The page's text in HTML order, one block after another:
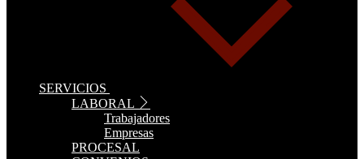
SERVICIOS
LABORAL
Trabajadores
Empresas
PROCESAL